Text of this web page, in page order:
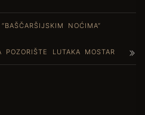
NOĆIMA”
LUTAKA MOSTAR